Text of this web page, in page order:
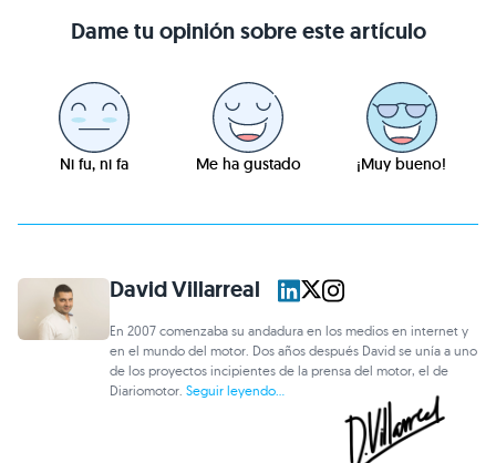
Dame tu opinión sobre este artículo
Ni fu, ni fa Me ha gustado ¡Muy bueno!
David Villarreal
En 2007 comenzaba su andadura en los medios en internet y
en el mundo del motor. Dos años después David se unía a uno
de los proyectos incipientes de la prensa del motor, el de
Diariomotor.Seguir leyendo...